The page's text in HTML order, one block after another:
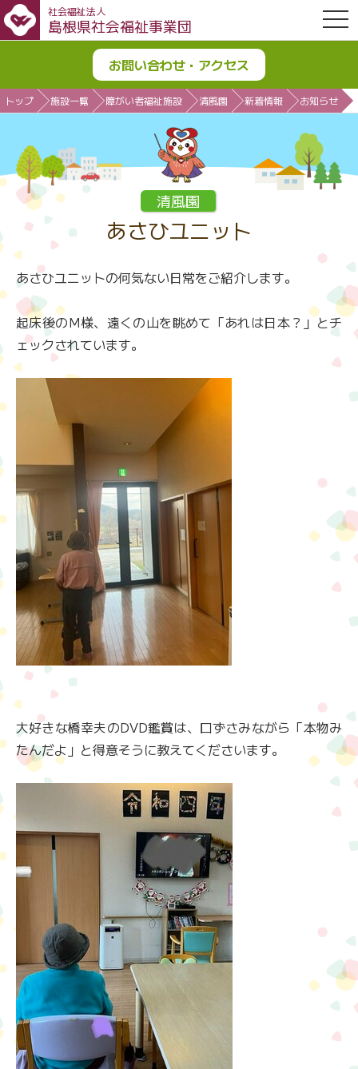
社会福祉法人
島根県社会福祉事業団
お問い合わせ・アクセス
トップ 施設一覧 障がい者福祉施設 清風園 新着情報 お知らせ
清風園
あさひユニット
あさひユニットの何気ない日常をご紹介します。
起床後のM様、遠くの山を眺めて「あれは日本？」とチ
ェックされています。
大好きな橋幸夫のDVD鑑賞は、口ずさみながら「本物み
たんだよ」と得意そうに教えてくださいます。